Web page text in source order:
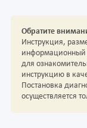
Обратите
Инструкция,
информационный
для
инструкцию в
Постановка
осуществляется